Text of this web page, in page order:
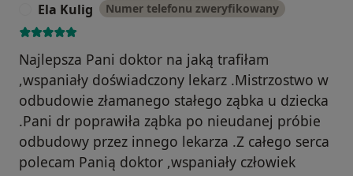
Ela Kulig Numer telefonu zweryfikowany
Najlepsza Pani doktor na jaką trafiłam
,wspaniały doświadczony lekarz .Mistrzostwo w
odbudowie złamanego stałego ząbka u dziecka
.Pani dr poprawiła ząbka po nieudanej próbie
odbudowy przez innego lekarza .Z całego serca
polecam Panią doktor ,wspaniały człowiek